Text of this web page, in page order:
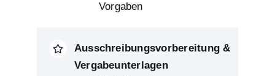
Vorgaben
Ausschreibungsvorbereitung &
Vergabeunterlagen